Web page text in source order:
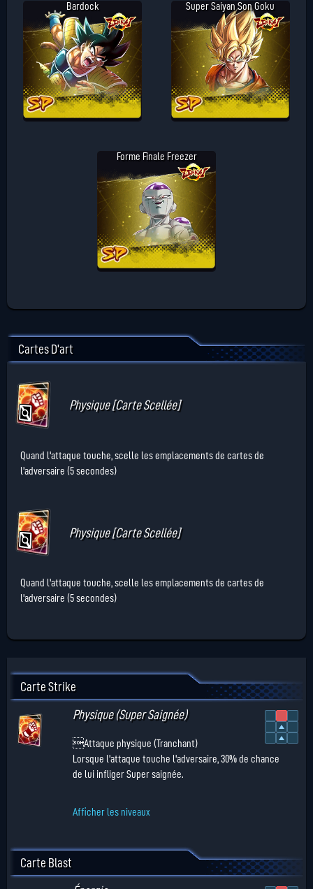
Bardock Super Saiyan Son Goku
Forme Finale Freezer
Cartes D'art
Physique [Carte Scellée]
Quand l'attaque touche, scelle les emplacements de cartes de
l'adversaire (5 secondes)
Physique [Carte Scellée]
Quand l'attaque touche, scelle les emplacements de cartes de
l'adversaire (5 secondes)
Carte Strike
Physique (Super Saignée)
Attaque physique (Tranchant)
Lorsque l'attaque touche l'adversaire, 30% de chance
de lui infliger Super saignée.
Afficher les niveaux
Carte Blast